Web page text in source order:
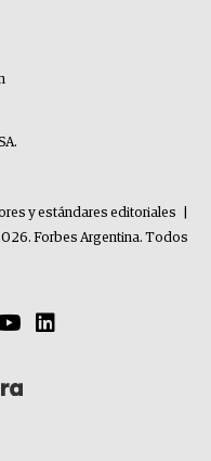
y estándares editoriales
Forbes Argentina. Todos